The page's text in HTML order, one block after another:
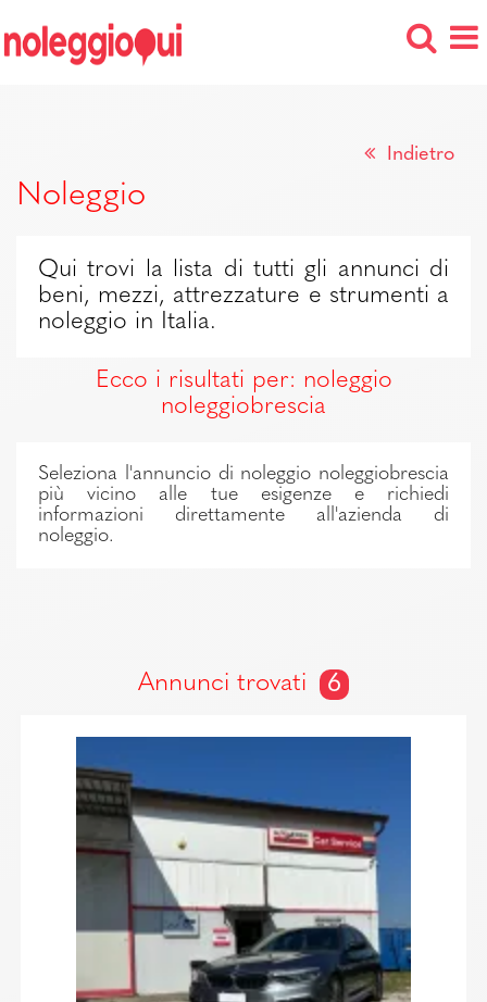
Indietro
Noleggio
Qui trovi la lista di tutti gli annunci di
beni, mezzi, attrezzature e strumenti a
noleggio in Italia.
Ecco i risultati per: noleggio
noleggiobrescia
Seleziona l'annuncio di noleggio noleggiobrescia
più vicino alle tue esigenze e richiedi
informazioni direttamente all'azienda di
noleggio.
Annunci trovati 6